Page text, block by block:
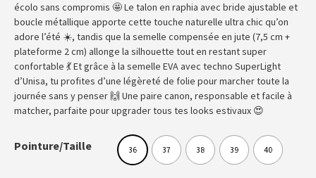
écolo sans compromis 🤩 Le talon en raphia avec bride ajustable et
boucle métallique apporte cette touche naturelle ultra chic qu’on
adore l’été ☀️, tandis que la semelle compensée en jute (7,5 cm +
plateforme 2 cm) allonge la silhouette tout en restant super
confortable 💃 Et grâce à la semelle EVA avec techno SuperLight
d’Unisa, tu profites d’une légèreté de folie pour marcher toute la
journée sans y penser 🙌 Une paire canon, responsable et facile à
matcher, parfaite pour upgrader tous tes looks estivaux 😍
Pointure/Taille 36 37 38 39 40